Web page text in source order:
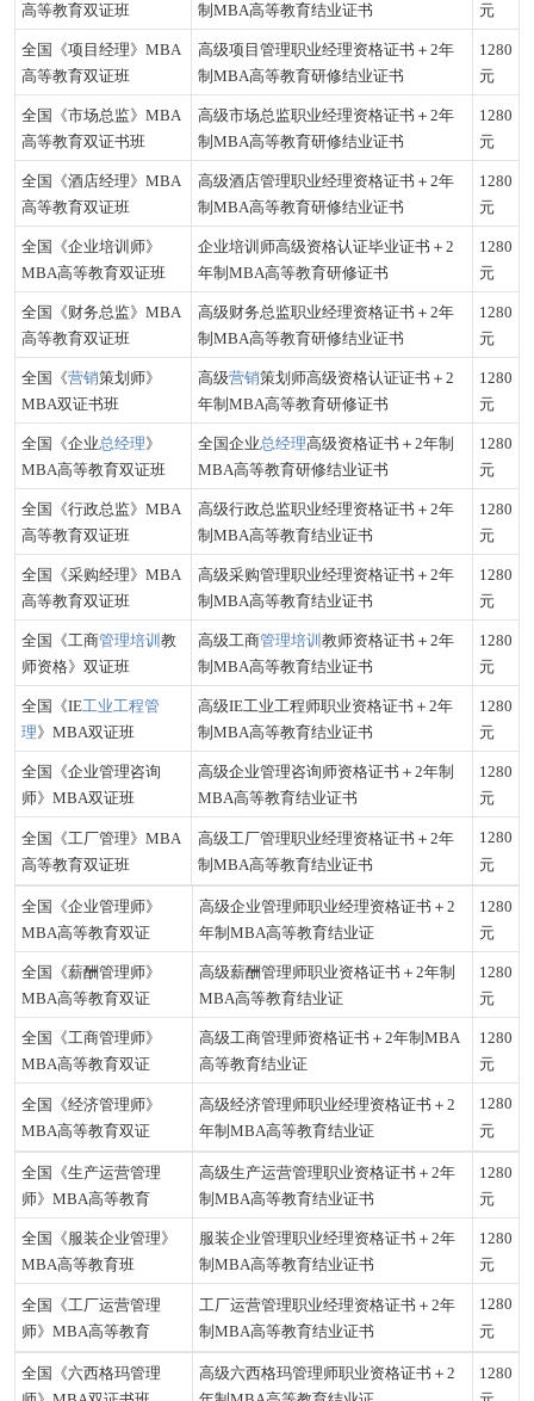
高等教育双证班
制MBA高等教育结业证书
元
全国《项目经理》MBA
高等教育双证班
高级项目管理职业经理资格证书＋2年
制MBA高等教育研修结业证书
1280
元
全国《市场总监》MBA
高等教育双证书班
高级市场总监职业经理资格证书＋2年
制MBA高等教育研修结业证书
1280
元
全国《酒店经理》MBA
高等教育双证班
高级酒店管理职业经理资格证书＋2年
制MBA高等教育研修结业证书
1280
元
全国《企业培训师》
MBA高等教育双证班
企业培训师高级资格认证毕业证书＋2
年制MBA高等教育研修证书
1280
元
全国《财务总监》MBA
高等教育双证班
高级财务总监职业经理资格证书＋2年
制MBA高等教育研修结业证书
1280
元
全国《营销策划师》
MBA双证书班
高级营销策划师高级资格认证证书＋2
年制MBA高等教育研修证书
1280
元
全国《企业总经理》
MBA高等教育双证班
全国企业总经理高级资格证书＋2年制
MBA高等教育研修结业证书
1280
元
全国《行政总监》MBA
高等教育双证班
高级行政总监职业经理资格证书＋2年
制MBA高等教育结业证书
1280
元
全国《采购经理》MBA
高等教育双证班
高级采购管理职业经理资格证书＋2年
制MBA高等教育结业证书
1280
元
全国《工商管理培训 教
师资格》双证班
高级工商管理培训 教师资格证书＋2年
制MBA高等教育结业证书
1280
元
全国《IE工业工程管
理》MBA双证班
高级IE工业工程师职业资格证书＋2年
制MBA高等教育结业证书
1280
元
全国《企业管理咨询
师》MBA双证班
高级企业管理咨询师资格证书＋2年制
MBA高等教育结业证书
1280
元
全国《工厂管理》MBA
高等教育双证班
高级工厂管理职业经理资格证书＋2年
制MBA高等教育结业证书
1280
元
全国《企业管理师》
MBA高等教育双证
高级企业管理师职业经理资格证书＋2
年制MBA高等教育结业证
1280
元
全国《薪酬管理师》
MBA高等教育双证
高级薪酬管理师职业资格证书＋2年制
MBA高等教育结业证
1280
元
全国《工商管理师》
MBA高等教育双证
高级工商管理师资格证书＋2年制MBA
高等教育结业证
1280
元
全国《经济管理师》
MBA高等教育双证
高级经济管理师职业经理资格证书＋2
年制MBA高等教育结业证
1280
元
全国《生产运营管理
师》MBA高等教育
高级生产运营管理职业资格证书＋2年
制MBA高等教育结业证书
1280
元
全国《服装企业管理》
MBA高等教育班
服装企业管理职业经理资格证书＋2年
制MBA高等教育结业证书
1280
元
全国《工厂运营管理
师》MBA高等教育
工厂运营管理职业经理资格证书＋2年
制MBA高等教育结业证书
1280
元
全国《六西格玛管理
高级六西格玛管理师职业资格证书＋2
1280